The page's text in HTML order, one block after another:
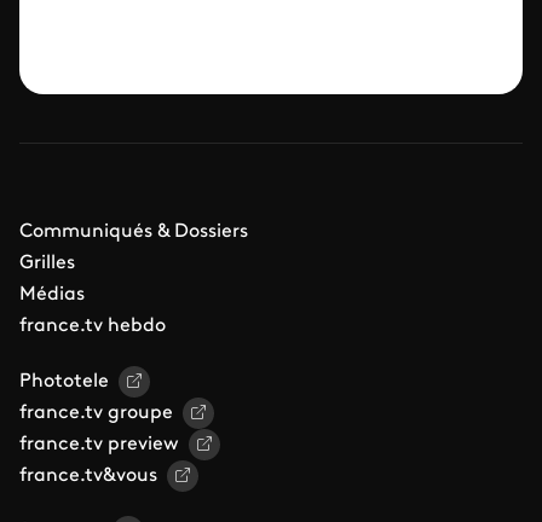
Communiqués & Dossiers
Grilles
Médias
france.tv hebdo
Phototele
france.tv groupe
france.tv preview
france.tv&vous